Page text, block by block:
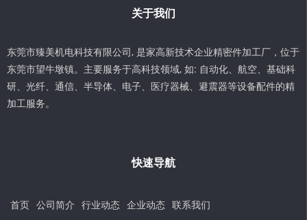
关于我们
东莞市臻美机电科技有限公司, 是家高新技术企业精密件加工厂，位于
东莞市望牛墩镇。主要服务于高科技领域, 如: 自动化、航空、基础科
研、光纤、通信、半导体、电子、医疗器械、避震器等设备配件的精
加工服务。
快速导航
首页 公司简介 行业动态 企业动态 联系我们